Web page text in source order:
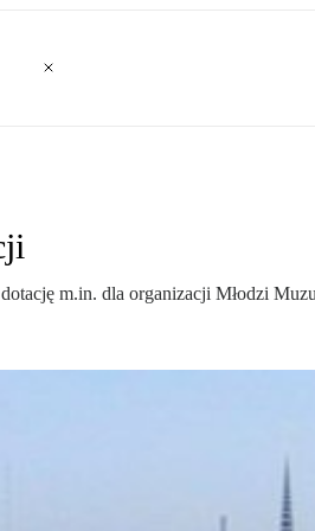
m.in. dla organizacji Młodzi